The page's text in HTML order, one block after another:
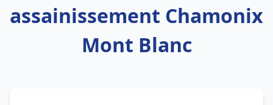
assainissement Chamonix
Mont Blanc